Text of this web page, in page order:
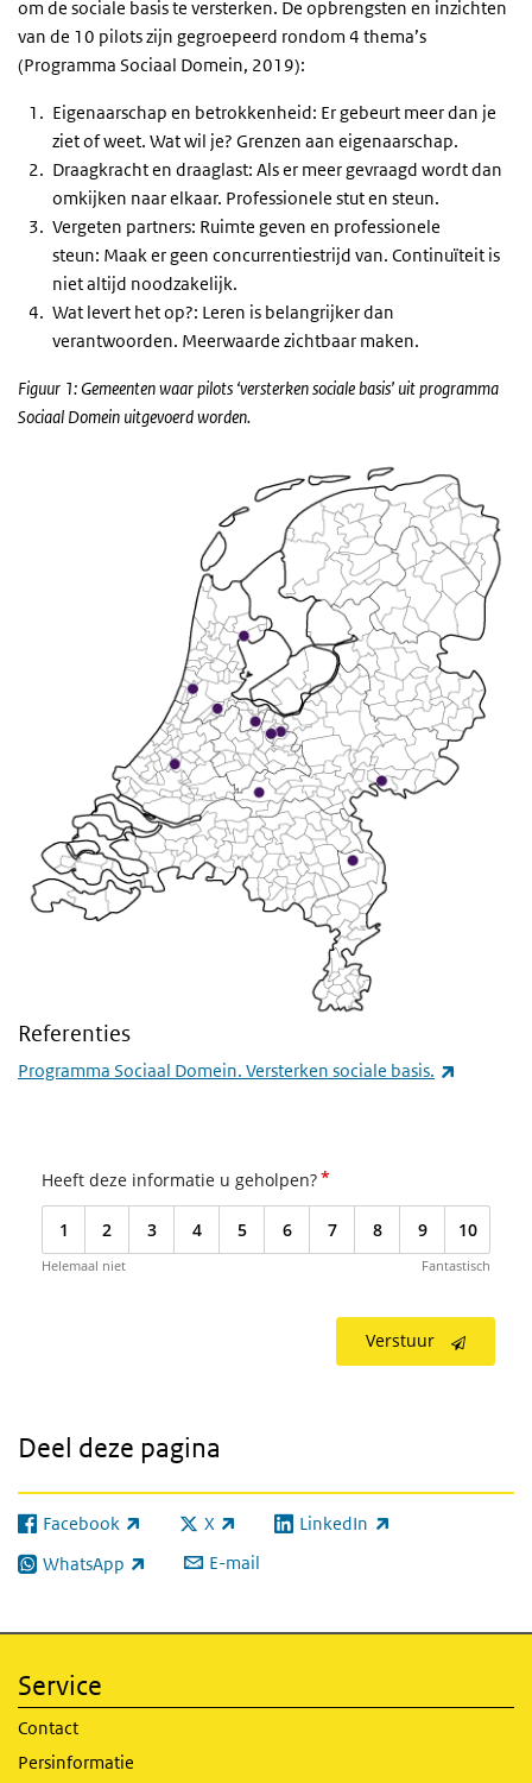
om de sociale basis te versterken. De opbrengsten en inzichten
van de 10 pilots zijn gegroepeerd rondom 4 thema’s
(Programma Sociaal Domein, 2019):
Eigenaarschap en betrokkenheid: Er gebeurt meer dan je
ziet of weet. Wat wil je? Grenzen aan eigenaarschap.
Draagkracht en draaglast: Als er meer gevraagd wordt dan
omkijken naar elkaar. Professionele stut en steun.
Vergeten partners: Ruimte geven en professionele
steun: Maak er geen concurrentiestrijd van. Continuïteit is
niet altijd noodzakelijk.
Wat levert het op?: Leren is belangrijker dan
verantwoorden. Meerwaarde zichtbaar maken.
Figuur 1: Gemeenten waar pilots ‘versterken sociale basis’ uit programma
Sociaal Domein uitgevoerd worden.
Referenties
Programma Sociaal Domein. Versterken sociale basis.
Heeft deze informatie u geholpen?*
1 2 3 4 5 6 7 8 9 10
Helemaal niet Fantastisch
Verstuur
Deel deze pagina
Facebook
(externe link) X
(externe link) LinkedIn
(externe link)
WhatsApp
(externe link) E-mail
Service
Contact
Persinformatie